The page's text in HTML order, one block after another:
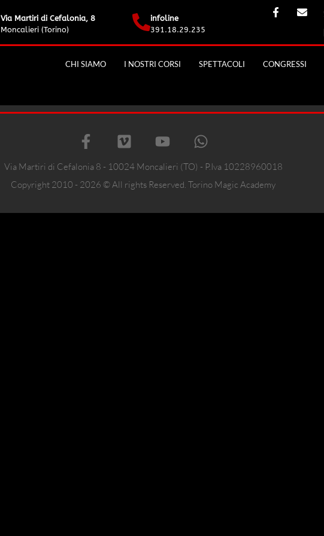
Via Martiri di Cefalonia, 8
Moncalieri (Torino)
infoline
391.18.29.235
CHI SIAMO I NOSTRI CORSI SPETTACOLI CONGRESSI
Via Martiri di Cefalonia 8 - 10024 Moncalieri (TO) - P.Iva 10228960018
Copyright 2010 - 2026 © All rights Reserved. Torino Magic Academy